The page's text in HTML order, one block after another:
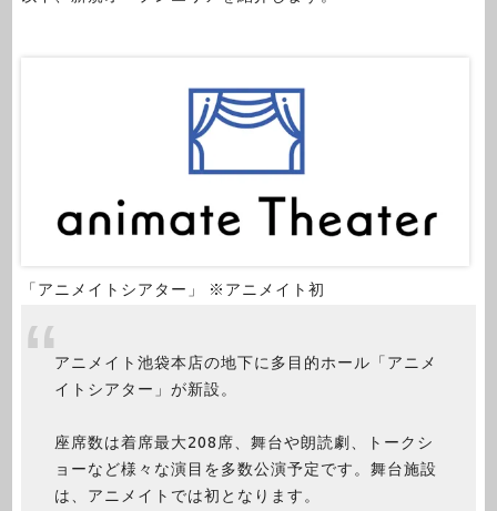
「アニメイトシアター」 ※アニメイト初
アニメイト池袋本店の地下に多目的ホール「アニメ
イトシアター」が新設。
座席数は着席最大208席、舞台や朗読劇、トークシ
ョーなど様々な演目を多数公演予定です。舞台施設
は、アニメイトでは初となります。